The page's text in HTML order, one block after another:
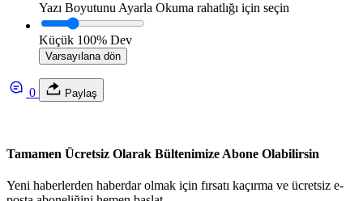
Yazı Boyutunu Ayarla Okuma rahatlığı için seçin
Küçük 100% Dev
Varsayılana dön
0 Paylaş
Tamamen Ücretsiz Olarak Bültenimize Abone Olabilirsin
Yeni haberlerden haberdar olmak için fırsatı kaçırma ve ücretsiz e-